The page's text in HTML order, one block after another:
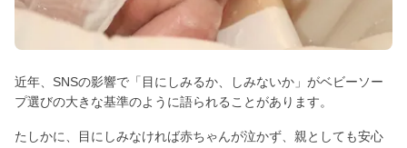
近年、SNSの影響で「目にしみるか、しみないか」がベビーソー
プ選びの大きな基準のように語られることがあります。
たしかに、目にしみなければ赤ちゃんが泣かず、親としても安心